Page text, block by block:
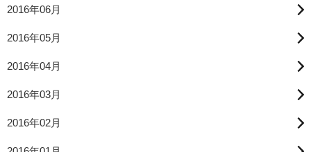
2016年06月
2016年05月
2016年04月
2016年03月
2016年02月